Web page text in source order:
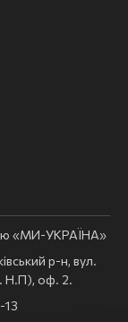
«МИ-УКРАЇНА»
р-н, вул.
Н.П), оф. 2.